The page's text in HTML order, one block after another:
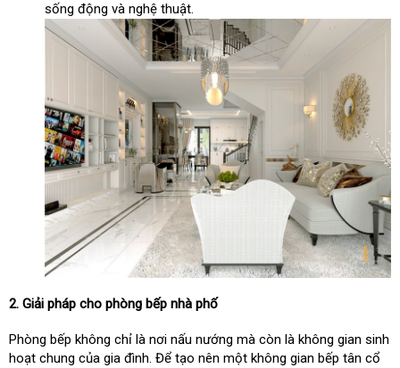
sống động và nghệ thuật.
2. Giải pháp cho phòng bếp nhà phố
Phòng bếp không chỉ là nơi nấu nướng mà còn là không gian sinh
hoạt chung của gia đình. Để tạo nên một không gian bếp tân cổ